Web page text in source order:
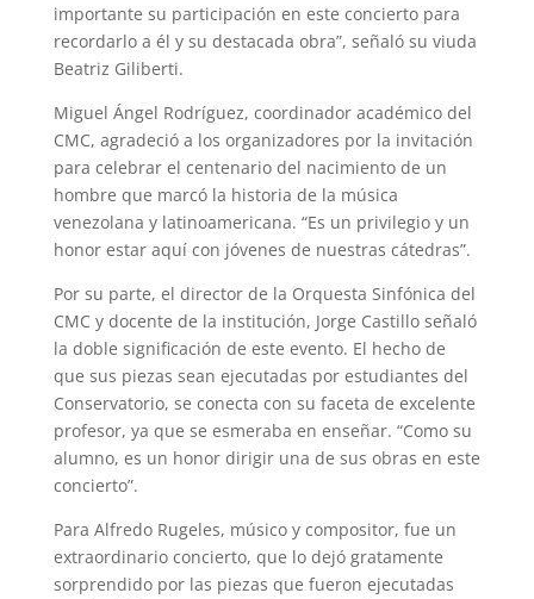
importante su participación en este concierto para
recordarlo a él y su destacada obra”, señaló su viuda
Beatriz Giliberti.
Miguel Ángel Rodríguez, coordinador académico del
CMC, agradeció a los organizadores por la invitación
para celebrar el centenario del nacimiento de un
hombre que marcó la historia de la música
venezolana y latinoamericana. “Es un privilegio y un
honor estar aquí con jóvenes de nuestras cátedras”.
Por su parte, el director de la Orquesta Sinfónica del
CMC y docente de la institución, Jorge Castillo señaló
la doble significación de este evento. El hecho de
que sus piezas sean ejecutadas por estudiantes del
Conservatorio, se conecta con su faceta de excelente
profesor, ya que se esmeraba en enseñar. “Como su
alumno, es un honor dirigir una de sus obras en este
concierto”.
Para Alfredo Rugeles, músico y compositor, fue un
extraordinario concierto, que lo dejó gratamente
sorprendido por las piezas que fueron ejecutadas